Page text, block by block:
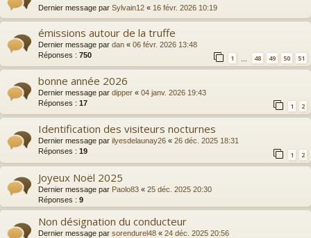
Dernier message par Sylvain12 « 16 févr. 2026 10:19
émissions autour de la truffe
Dernier message par dan « 06 févr. 2026 13:48
Réponses : 750 1 48 49 50 51
bonne année 2026
Dernier message par dipper « 04 janv. 2026 19:43
Réponses : 17 1 2
Identification des visiteurs nocturnes
Dernier message par ilyesdelaunay26 « 26 déc. 2025 18:31
Réponses : 19 1 2
Joyeux Noël 2025
Dernier message par Paolo83 « 25 déc. 2025 20:30
Réponses : 9
Non désignation du conducteur
Dernier message par sorendurel48 « 24 déc. 2025 20:56